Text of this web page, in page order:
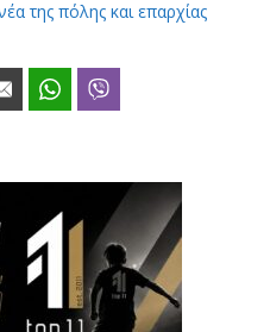
της πόλης και επαρχίας
Email WhatsApp